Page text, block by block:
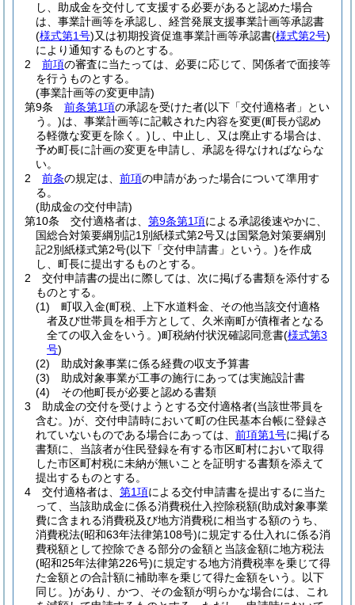
し、助成金を交付して支援する必要があると認めた場合
は、事業計画等を承認し、経営発展支援事業計画等承認書
(様式第1号)又は初期投資促進事業計画等承認書(様式第2号)
により通知するものとする。
2
前項の審査に当たっては、必要に応じて、関係者で面接等
を行うものとする。
(事業計画等の変更申請)
第9条
前条第1項の承認を受けた者(以下「交付適格者」とい
う。)は、事業計画等に記載された内容を変更(町長が認め
る軽微な変更を除く。) し、中止し、又は廃止する場合は、
予め町長に計画の変更を申請し、承認を得なければならな
い。
2
前条の規定は、 前項の申請があった場合について準用す
る。
(助成金の交付申請)
第10条
交付適格者は、 第9条第1項による承認後速やかに、
国総合対策要綱別記1別紙様式第2号又は国緊急対策要綱別
記2別紙様式第2号(以下「交付申請書」という。)を作成
し、町長に提出するものとする。
2
交付申請書の提出に際しては、次に掲げる書類を添付する
ものとする。
(1)
町収入金(町税、上下水道料金、その他当該交付適格
者及び世帯員を相手方として、久米南町が債権者となる
全ての収入金をいう。)町税納付状況確認同意書(様式第3
号)
(2)
助成対象事業に係る経費の収支予算書
(3)
助成対象事業が工事の施行にあっては実施設計書
(4)
その他町長が必要と認める書類
3
助成金の交付を受けようとする交付適格者(当該世帯員を
含む。)が、交付申請時において町の住民基本台帳に登録さ
れていないものである場合にあっては、 前項第1号に掲げる
書類に、当該者が住民登録を有する市区町村において取得
した市区町村税に未納が無いことを証明する書類を添えて
提出するものとする。
4
交付適格者は、 第1項による交付申請書を提出するに当た
って、当該助成金に係る消費税仕入控除税額(助成対象事業
費に含まれる消費税及び地方消費税に相当する額のうち、
消費税法(昭和63年法律第108号)に規定する仕入れに係る消
費税額として控除できる部分の金額と当該金額に地方税法
(昭和25年法律第226号)に規定する地方消費税率を乗じて得
た金額との合計額に補助率を乗じて得た金額をいう。以下
同じ。)があり、かつ、その金額が明らかな場合には、これ